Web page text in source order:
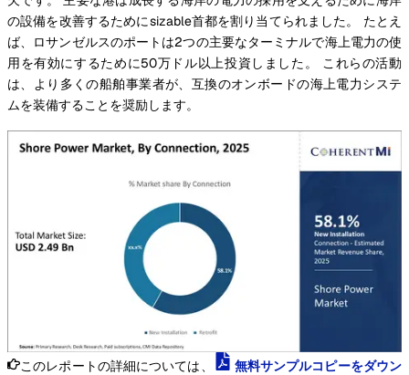
の設備を改善するためにsizable首都を割り当てられました。 たとえ
ば、ロサンゼルスのポートは2つの主要なターミナルで海上電力の使
用を有効にするために50万ドル以上投資しました。 これらの活動
は、より多くの船舶事業者が、互換のオンボードの海上電力システ
ムを装備することを奨励します。
このレポートの詳細については、
無料サンプルコピーをダウン